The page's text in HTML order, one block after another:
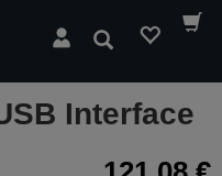
Suchen
Interface